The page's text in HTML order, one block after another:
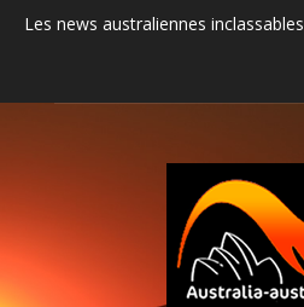
Les news australiennes inclassables